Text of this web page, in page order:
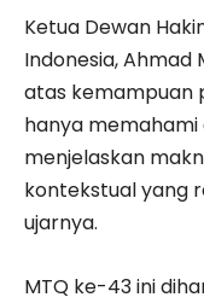
Ketua Dewan
Indonesia, Ahmad
atas kemampuan
hanya
menjelaskan
kontekstual yang
ujarnya.
MTQ ke-43 ini